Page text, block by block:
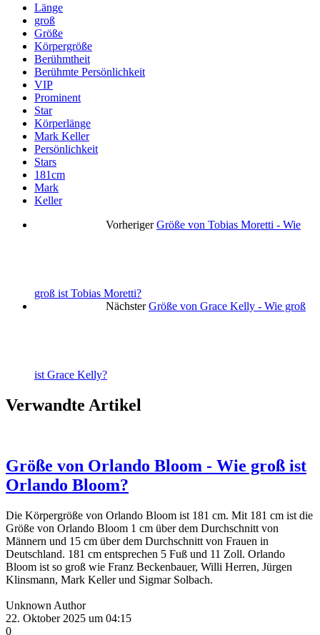
Länge
groß
Größe
Körpergröße
Berühmtheit
Berühmte Persönlichkeit
VIP
Prominent
Star
Körperlänge
Mark Keller
Persönlichkeit
Stars
181cm
Mark
Keller
Vorheriger Größe von Tobias Moretti - Wie
groß ist Tobias Moretti?
Nächster Größe von Grace Kelly - Wie groß
ist Grace Kelly?
Verwandte Artikel
Größe von Orlando Bloom - Wie groß ist
Orlando Bloom?
Die Körpergröße von Orlando Bloom ist 181 cm. Mit 181 cm ist die
Größe von Orlando Bloom 1 cm über dem Durchschnitt von
Männern und 15 cm über dem Durchschnitt von Frauen in
Deutschland. 181 cm entsprechen 5 Fuß und 11 Zoll. Orlando
Bloom ist so groß wie Franz Beckenbauer, Willi Herren, Jürgen
Klinsmann, Mark Keller und Sigmar Solbach.
Unknown Author
22. Oktober 2025 um 04:15
0